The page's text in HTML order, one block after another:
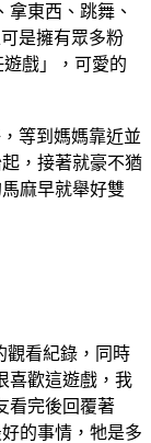
拿東西、跳舞、
是擁有眾多粉
戲」，可愛的
等到媽媽靠近並
，接著就豪不猶
麻早就舉好雙
觀看紀錄，同時
喜歡這遊戲，我
看完後回覆著
的事情，牠是多